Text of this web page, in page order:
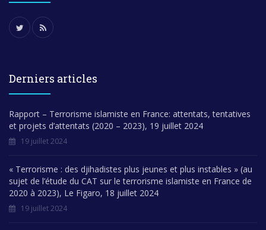
Derniers articles
Rapport – Terrorisme islamiste en France: attentats, tentatives
et projets d’attentats (2020 – 2023), 19 juillet 2024
19 juillet 2024
« Terrorisme : des djihadistes plus jeunes et plus instables » (au
sujet de l’étude du CAT sur le terrorisme islamiste en France de
2020 à 2023), Le Figaro, 18 juillet 2024
19 juillet 2024